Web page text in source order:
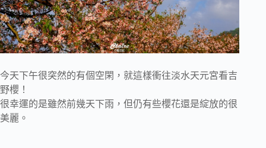
今天下午很突然的有個空閑，就這樣衝往淡水天元宮看吉
野櫻！
很幸運的是雖然前幾天下雨，但仍有些櫻花還是綻放的很
美麗。